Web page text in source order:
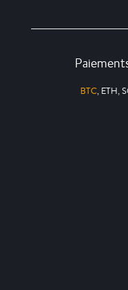
BTC, ETH,